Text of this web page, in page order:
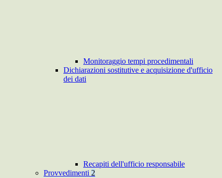
Monitoraggio tempi procedimentali
Dichiarazioni sostitutive e acquisizione d'ufficio
dei dati
Recapiti dell'ufficio responsabile
Provvedimenti 2